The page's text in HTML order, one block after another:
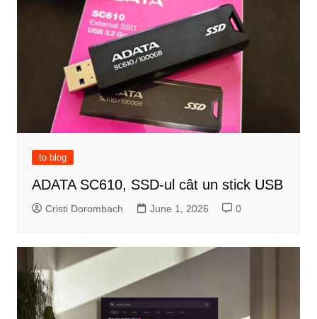
to blog
ADATA SC610, SSD-ul cât un stick USB
Cristi Dorombach June 1, 2026 0